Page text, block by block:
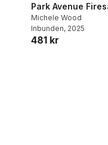
Park Avenue
Michele Wood
Inbunden, 2025
481 kr